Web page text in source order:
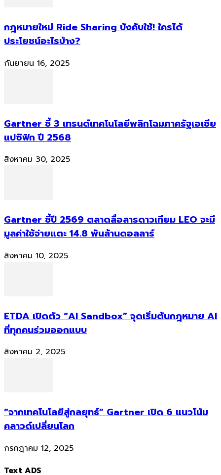
กฎหมายใหม่ Ride Sharing บังคับใช้! ใครได้
ประโยชน์อะไรบ้าง?
กันยายน 16, 2025
Gartner ชี้ 3 เทรนด์เทคโนโลยีพลิกโฉมภาครัฐเอเชีย
แปซิฟิก ปี 2568
สิงหาคม 30, 2025
Gartner ชี้ปี 2569 ตลาดสื่อสารดาวเทียม LEO จะมี
มูลค่าใช้จ่ายแตะ 14.8 พันล้านดอลลาร์
สิงหาคม 10, 2025
ETDA เปิดตัว “AI Sandbox” จุดเริ่มต้นกฎหมาย AI
ที่ทุกคนร่วมออกแบบ
สิงหาคม 2, 2025
“จากเทคโนโลยีสู่กลยุทธ์” Gartner เปิด 6 แนวโน้ม
คลาวด์เปลี่ยนโลก
กรกฎาคม 12, 2025
Text ADS